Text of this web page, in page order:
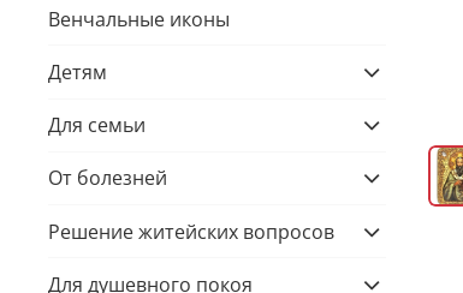
Венчальные иконы
Детям
Для семьи
От болезней
Решение житейских вопросов
Для душевного покоя